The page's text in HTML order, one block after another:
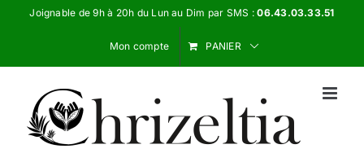
PasserJoignable de 9h à 20h du Lun au Dim par SMS :06.43.03.33.51
Mon compte PANIER